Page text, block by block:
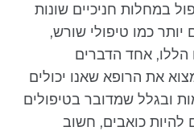
במחלות חניכיים שונות
כמו טיפולי שורש,
אחד הדברים
את הרופא שאנו יכולים
ובגלל שמדובר בטיפולים
כואבים, חשוב